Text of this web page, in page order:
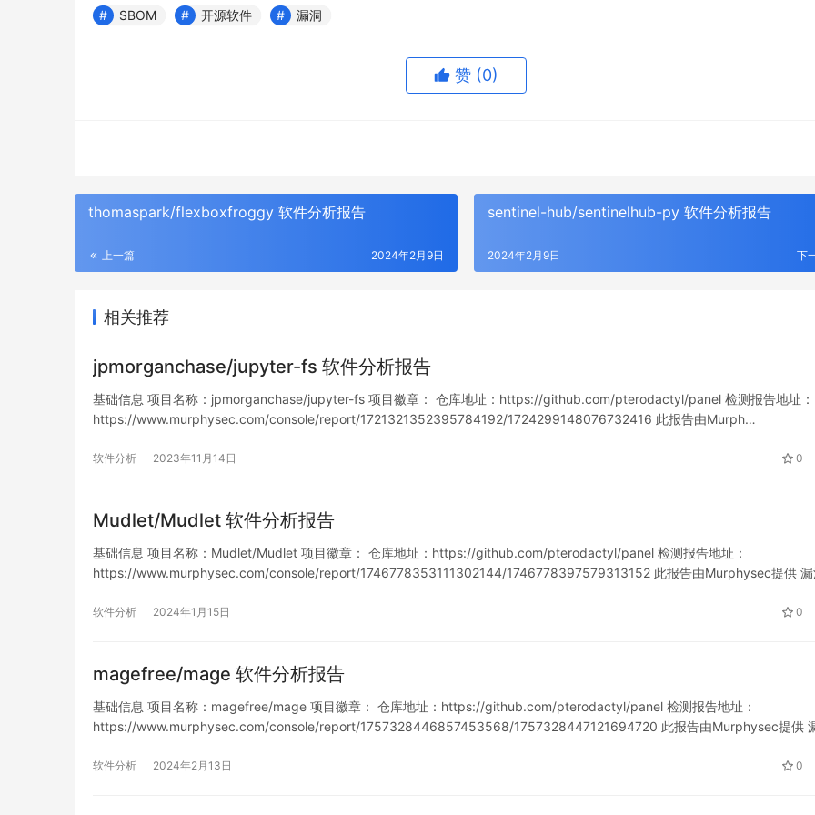
SBOM 开源软件 漏洞
赞 (0)
thomaspark/flexboxfroggy 软件分析报告
上一篇 2024年2月9日
sentinel-hub/sentinelhub-py 软件分析报告
下
2024年2月9日
相关推荐
jpmorganchase/jupyter-fs 软件分析报告
基础信息 项目名称：jpmorganchase/jupyter-fs 项目徽章： 仓库地址：https://github.com/pterodactyl/panel 检测报告地址：
https://www.murphysec.com/console/report/1721321352395784192/1724299148076732416 此报告由Murph…
软件分析 2023年11月14日 0
Mudlet/Mudlet 软件分析报告
基础信息 项目名称：Mudlet/Mudlet 项目徽章： 仓库地址：https://github.com/pterodactyl/panel 检测报告地址：
https://www.murphysec.com/console/report/1746778353111302144/1746778397579313152 此报告由Murphysec提供 漏
软件分析 2024年1月15日 0
magefree/mage 软件分析报告
基础信息 项目名称：magefree/mage 项目徽章： 仓库地址：https://github.com/pterodactyl/panel 检测报告地址：
https://www.murphysec.com/console/report/1757328446857453568/1757328447121694720 此报告由Murphysec提供
软件分析 2024年2月13日 0